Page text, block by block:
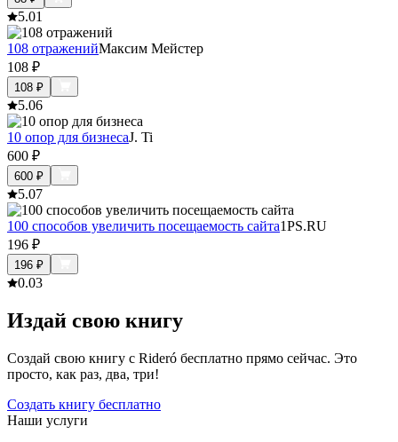
5.01
108 отраженийМаксим Мейстер
108 ₽
108 ₽
5.06
10 опор для бизнесаJ. Ti
600 ₽
600 ₽
5.07
100 способов увеличить посещаемость сайта1PS.RU
196 ₽
196 ₽
0.03
Издай свою книгу
Создай свою книгу с Rideró бесплатно прямо сейчас. Это
просто, как раз, два, три!
Создать книгу бесплатно
Наши услуги